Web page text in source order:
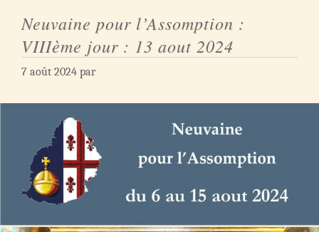
Neuvaine pour l’Assomption :
VIIIème jour : 13 aout 2024
7 août 2024 par